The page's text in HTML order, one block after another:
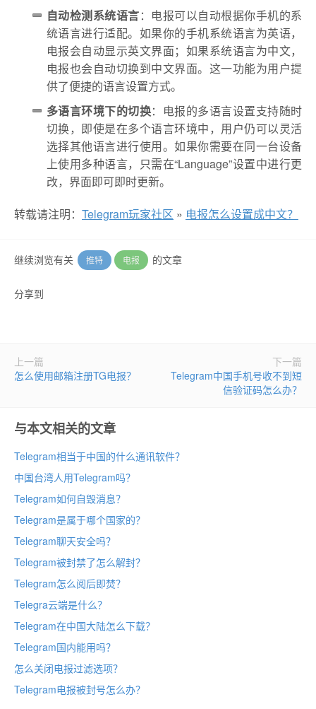
自动检测系统语言：电报可以自动根据你手机的系
统语言进行适配。如果你的手机系统语言为英语，
电报会自动显示英文界面；如果系统语言为中文，
电报也会自动切换到中文界面。这一功能为用户提
供了便捷的语言设置方式。
多语言环境下的切换：电报的多语言设置支持随时
切换，即使是在多个语言环境中，用户仍可以灵活
选择其他语言进行使用。如果你需要在同一台设备
上使用多种语言，只需在“Language”设置中进行更
改，界面即可即时更新。
转载请注明： Telegram玩家社区 » 电报怎么设置成中文？
继续浏览有关 推特 电报 的文章
分享到
上一篇
怎么使用邮箱注册TG电报？
下一篇
Telegram中国手机号收不到短
信验证码怎么办？
与本文相关的文章
Telegram相当于中国的什么通讯软件？
中国台湾人用Telegram吗？
Telegram如何自毁消息？
Telegram是属于哪个国家的？
Telegram聊天安全吗？
Telegram被封禁了怎么解封？
Telegram怎么阅后即焚？
Telegra云端是什么？
Telegram在中国大陆怎么下载？
Telegram国内能用吗？
怎么关闭电报过滤选项？
Telegram电报被封号怎么办？